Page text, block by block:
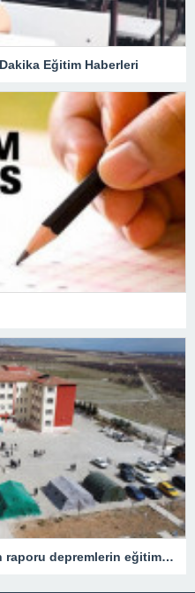
Eğitim Haberleri
Strateji ve Bütçe Başkanlığının raporu depremlerin eğitime etkisini ortaya koydu